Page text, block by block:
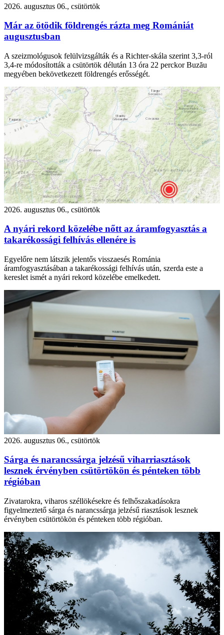
2026. augusztus 06., csütörtök
Már az ötödik földrengés rázta meg Romániát
augusztusban
A szeizmológusok felülvizsgálták és a Richter-skála szerint 3,3-ról
3,4-re módosították a csütörtök délután 13 óra 22 perckor Buzău
megyében bekövetkezett földrengés erősségét.
2026. augusztus 06., csütörtök
A nyári rekord közelébe nőtt az áramfogyasztás a
takarékossági felhívás ellenére is
Egyelőre nem látszik jelentős visszaesés Románia
áramfogyasztásában a takarékossági felhívás után, szerda este a
kereslet ismét a nyári rekord közelébe emelkedett.
2026. augusztus 06., csütörtök
Sárga és narancssárga jelzésű viharriasztások
lesznek érvényben csütörtökön és pénteken több
régióban
Zivatarokra, viharos széllökésekre és felhőszakadásokra
figyelmeztető sárga és narancssárga jelzésű riasztások lesznek
érvényben csütörtökön és pénteken több régióban.